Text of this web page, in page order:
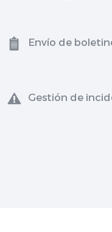
Envío de
Gestión de